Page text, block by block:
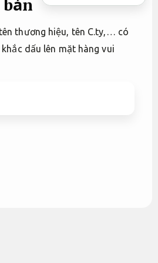
thương hiệu, tên C.ty,… có
dấu lên mặt hàng vui